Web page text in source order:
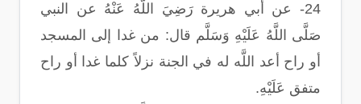
24- عن أبي هريرة رَضِيَ اللَّهُ عَنْهُ عن النبي
صَلَّى اللَّهُ عَلَيْهِ وَسَلَّم قال: من غدا إلى المسجد
أو راح أعد اللَّه له في الجنة نزلاً كلما غدا أو راح
متفق عَلَيْهِ.